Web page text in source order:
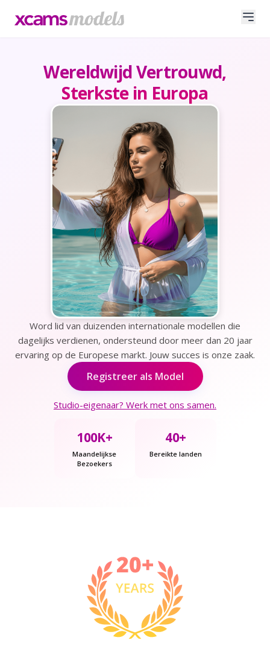
Wereldwijd Vertrouwd,
Sterkste in Europa
Word lid van duizenden internationale modellen die
dagelijks verdienen, ondersteund door meer dan 20 jaar
ervaring op de Europese markt. Jouw succes is onze zaak.
Registreer als Model
Studio-eigenaar? Werk met ons samen.
100K+
Maandelijkse
Bezoekers
40+
Bereikte landen